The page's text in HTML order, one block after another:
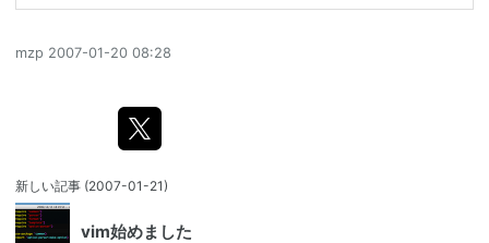
mzp 2007-01-20 08:28
新しい記事 (2007-01-21)
vim始めました